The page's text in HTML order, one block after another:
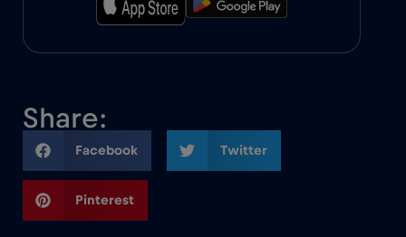
Share:
Facebook Twitter
Pinterest